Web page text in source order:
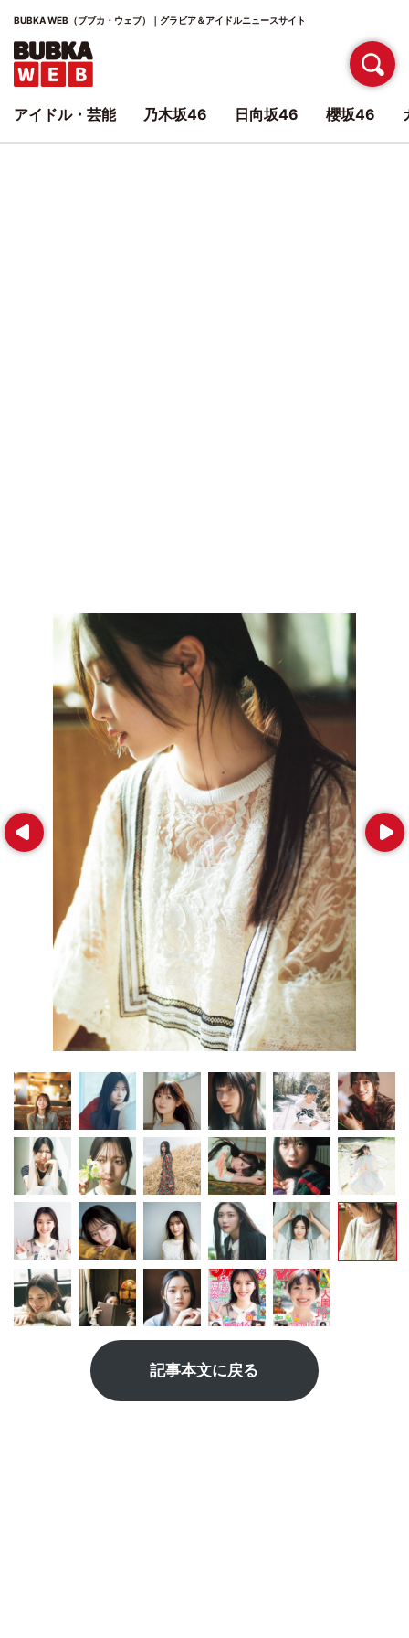
BUBKA WEB（ブブカ・ウェブ）｜グラビア＆アイドルニュースサイト
Prev Next
記事本文に戻る
アイドル・芸能 乃木坂46 日向坂46 櫻坂46